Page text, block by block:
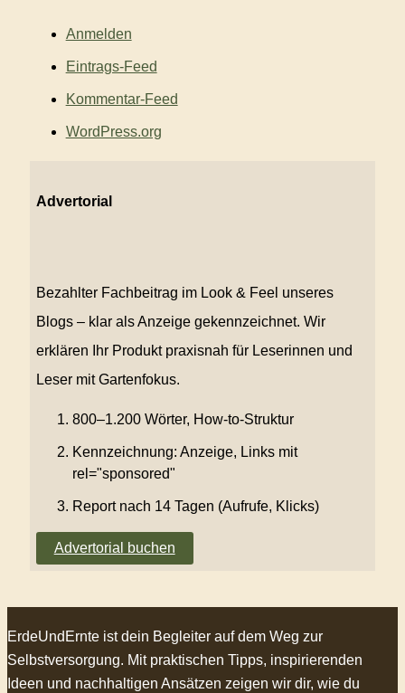
Anmelden
Eintrags-Feed
Kommentar-Feed
WordPress.org
Advertorial
Bezahlter Fachbeitrag im Look & Feel unseres
Blogs – klar als Anzeige gekennzeichnet. Wir
erklären Ihr Produkt praxisnah für Leserinnen und
Leser mit Gartenfokus.
800–1.200 Wörter, How-to-Struktur
Kennzeichnung: Anzeige, Links mit
rel="sponsored"
Report nach 14 Tagen (Aufrufe, Klicks)
Advertorial buchen
ErdeUndErnte ist dein Begleiter auf dem Weg zur
Selbstversorgung. Mit praktischen Tipps, inspirierenden
Ideen und nachhaltigen Ansätzen zeigen wir dir, wie du